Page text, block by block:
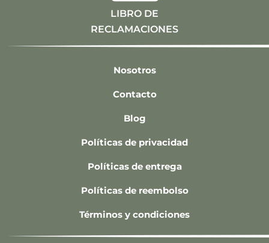
LIBRO DE
RECLAMACIONES
Nosotros
Contacto
Blog
Políticas de privacidad
Políticas de entrega
Políticas de reembolso
Términos y condiciones